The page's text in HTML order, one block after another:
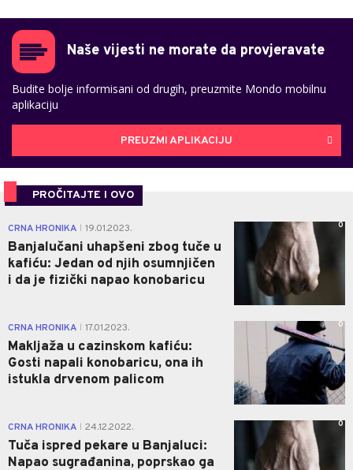
Naše vijesti ne morate da provjeravate
Budite bolje informisani od drugih, preuzmite Mondo mobilnu
aplikaciju
PREUZMI APLIKACIJU
PROČITAJTE I OVO
CRNA HRONIKA 19.01.2023.
Banjalučani uhapšeni zbog tuče u
kafiću: Jedan od njih osumnjičen
i da je fizički napao konobaricu
0
CRNA HRONIKA 17.01.2023.
Makljaža u cazinskom kafiću:
Gosti napali konobaricu, ona ih
istukla drvenom palicom
0
CRNA HRONIKA 24.12.2022.
Tuča ispred pekare u Banjaluci:
Napao sugrađanina, poprskao ga
0